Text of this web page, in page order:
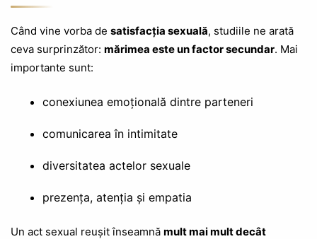
Când vine vorba de satisfacția sexuală, studiile ne arată
ceva surprinzător: mărimea este un factor secundar. Mai
importante sunt:
conexiunea emoțională dintre parteneri
comunicarea în intimitate
diversitatea actelor sexuale
prezența, atenția și empatia
Un act sexual reușit înseamnă mult mai mult decât